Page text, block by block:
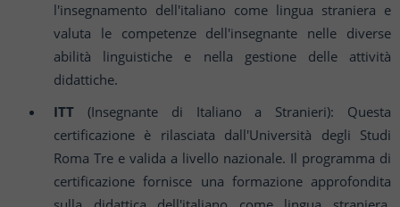
l'insegnamento dell'italiano come lingua straniera e
valuta le competenze dell'insegnante nelle diverse
abilità linguistiche e nella gestione delle attività
didattiche.
ITT (Insegnante di Italiano a Stranieri): Questa
certificazione è rilasciata dall'Università degli Studi
Roma Tre e valida a livello nazionale. Il programma di
certificazione fornisce una formazione approfondita